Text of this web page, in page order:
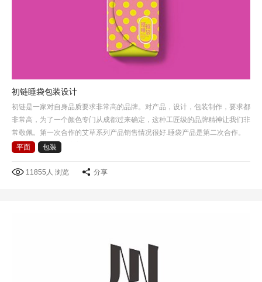
初链睡袋包装设计
初链是一家对自身品质要求非常高的品牌。对产品，设计，包装制作，要求都
非常高，为了一个颜色专门从成都过来确定，这种工匠级的品牌精神让我们非
常敬佩。第一次合作的艾草系列产品销售情况很好.睡袋产品是第二次合作。
这次选择了睡袋包裹方式作为产品包装创意的出发点，把睡…
平面 包装
11855人 浏览 分享